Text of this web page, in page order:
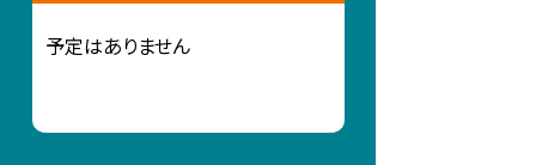
予定はありません